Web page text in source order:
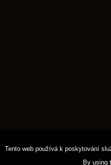
Tento web používá k poskytování
By using